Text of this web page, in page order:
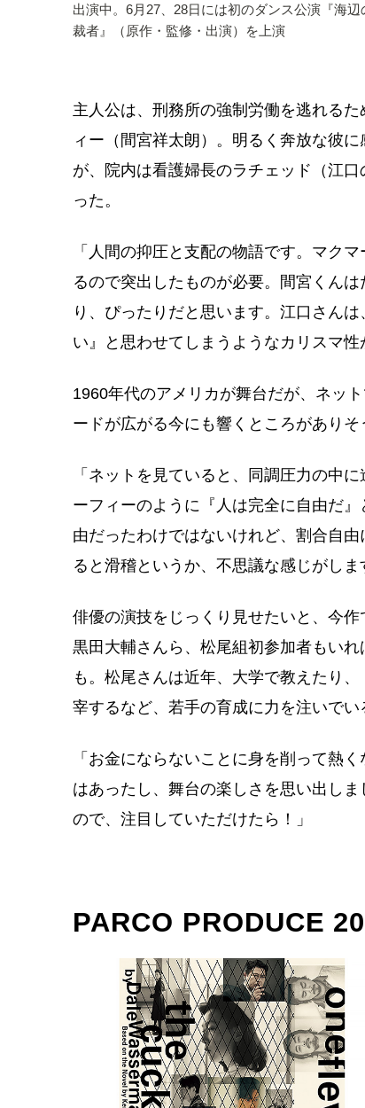
出演中。6月27、28日には初のダンス公演『海辺
裁者』（原作・監修・出演）を上演
主人公は、刑務所の強制労働を逃れる
ィー（間宮祥太朗）。明るく奔放な彼
が、院内は看護婦長のラチェッド（江
った。
「人間の抑圧と支配の物語です。マク
るので突出したものが必要。間宮くん
り、ぴったりだと思います。江口さん
い』と思わせてしまうようなカリスマ
1960年代のアメリカが舞台だが、ネッ
ードが広がる今にも響くところがありそ
「ネットを見ていると、同調圧力の中
ーフィーのように『人は完全に自由だ
由だったわけではないけれど、割合自
ると滑稽というか、不思議な感じがしま
俳優の演技をじっくり見せたいと、今
黒田大輔さんら、松尾組初参加者もい
も。松尾さんは近年、大学で教えたり
宰するなど、若手の育成に力を注いでい
「お金にならないことに身を削って熱
はあったし、舞台の楽しさを思い出し
ので、注目していただけたら！」
PARCO PRODUCE